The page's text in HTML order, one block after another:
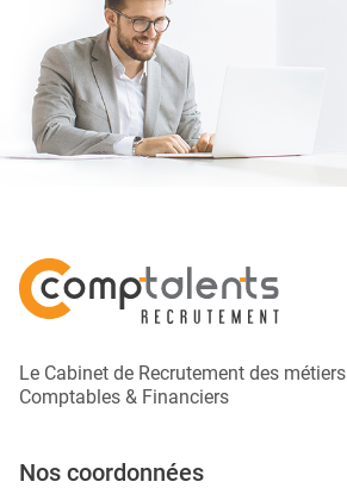
Le Cabinet de Recrutement des métiers
Comptables & Financiers
Nos coordonnées